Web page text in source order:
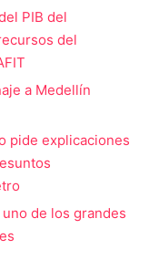
PIB del
del
a Medellín
pide explicaciones
de los grandes